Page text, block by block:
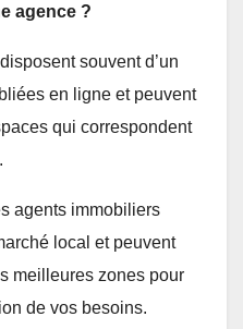
agence ?
souvent d’un
en ligne et peuvent
qui correspondent
agents immobiliers
local et peuvent
meilleures zones pour
de vos besoins.